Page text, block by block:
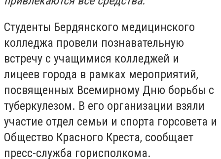
Студенты Бердянского медицинского
колледжа провели познавательную
встречу с учащимися колледжей и
лицеев города в рамках мероприятий,
посвященных Всемирному Дню борьбы с
туберкулезом. В его организации взяли
участие отдел семьи и спорта горсовета и
Общество Красного Креста, сообщает
пресс-служба горисполкома.